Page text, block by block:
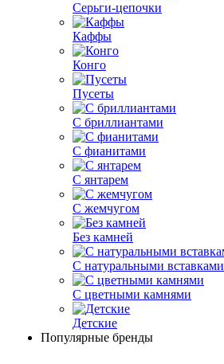
Серьги-цепочки
Каффы
Конго
Пусеты
С бриллиантами
С фианитами
С янтарем
С жемчугом
Без камней
С натуральными вставками
С цветными камнями
Детские
Популярные бренды